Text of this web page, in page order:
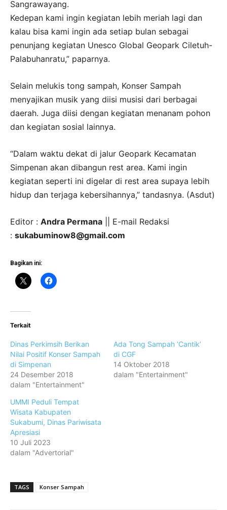
Sangrawayang.
Kedepan kami ingin kegiatan lebih meriah lagi dan
kalau bisa kami ingin ada setiap bulan sebagai
penunjang kegiatan Unesco Global Geopark Ciletuh-
Palabuhanratu,” paparnya.
Selain melukis tong sampah, Konser Sampah
menyajikan musik yang diisi musisi dari berbagai
daerah. Juga diisi dengan kegiatan menanam pohon
dan kegiatan sosial lainnya.
“Dalam waktu dekat di jalur Geopark Kecamatan
Simpenan akan dibangun rest area. Kami ingin
kegiatan seperti ini digelar di rest area supaya lebih
hidup dan terjaga kebersihannya,” tandasnya. (Asdut)
Editor : Andra Permana || E-mail Redaksi
: sukabuminow8@gmail.com
Bagikan ini:
Terkait
Dinas Perkimsih Berikan
Nilai Positif Konser Sampah
di Simpenan
24 Desember 2018
dalam "Entertainment"
Ada Tong Sampah ‘Cantik’
di CGF
14 Oktober 2018
dalam "Entertainment"
UMMI Peduli Tempat
Wisata Kabupaten
Sukabumi, Dinas Pariwisata
Apresiasi
10 Juli 2023
dalam "Advertorial"
TAGS Konser Sampah